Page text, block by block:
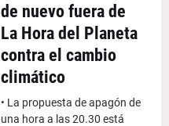
de nuevo fuera de
La Hora del Planeta
contra el cambio
climático
• La propuesta de apagón de
una hora a las 20.30 está